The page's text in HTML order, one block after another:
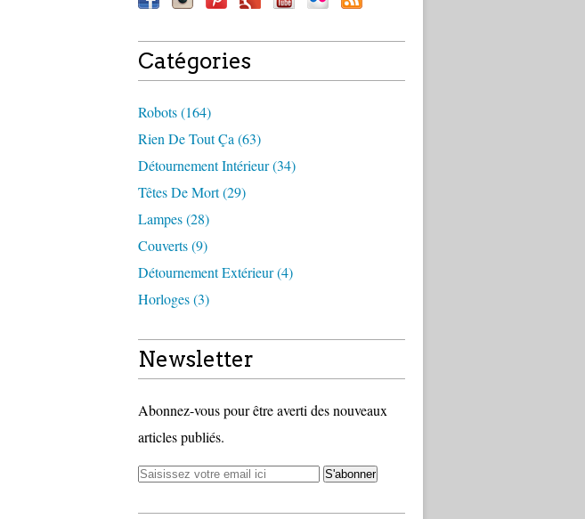
Catégories
Robots (164)
Rien De Tout Ça (63)
Détournement Intérieur (34)
Têtes De Mort (29)
Lampes (28)
Couverts (9)
Détournement Extérieur (4)
Horloges (3)
Newsletter
Abonnez-vous pour être averti des nouveaux
articles publiés.